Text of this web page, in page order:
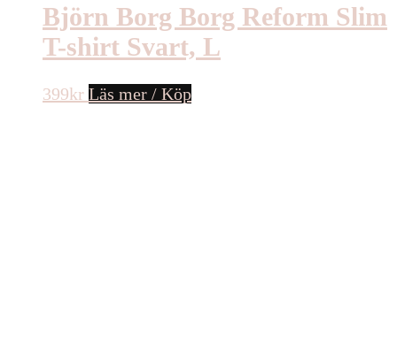
Björn Borg Borg Reform Slim
T-shirt Svart, L
399kr Läs mer / Köp